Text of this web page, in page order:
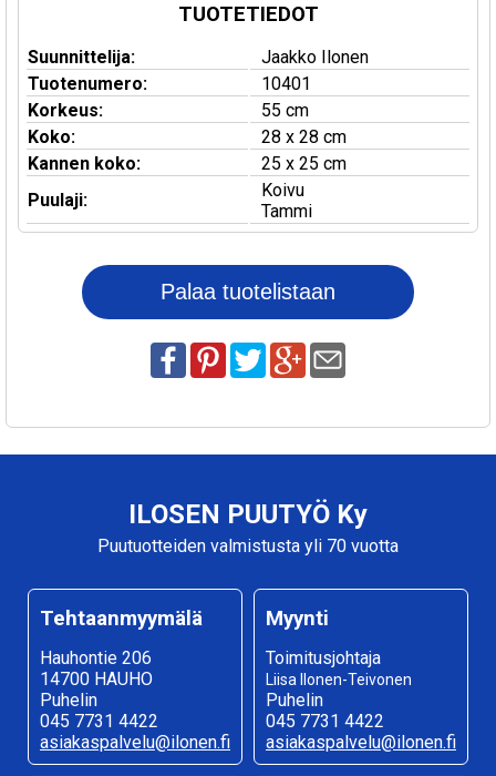
TUOTETIEDOT
Suunnittelija:
Jaakko Ilonen
Tuotenumero:
10401
Korkeus:
55 cm
Koko:
28 x 28 cm
Kannen koko:
25 x 25 cm
Puulaji:
Koivu
Tammi
Palaa tuotelistaan
ILOSEN PUUTYÖ Ky
Puutuotteiden valmistusta yli 70 vuotta
Tehtaanmyymälä
Hauhontie 206
14700 HAUHO
Puhelin
045 7731 4422
asiakaspalvelu@ilonen.fi
Myynti
Toimitusjohtaja
Liisa Ilonen-Teivonen
Puhelin
045 7731 4422
asiakaspalvelu@ilonen.fi